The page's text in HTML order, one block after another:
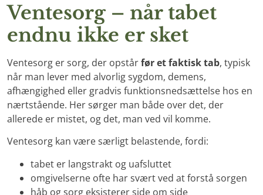
Ventesorg – når tabet
endnu ikke er sket
Ventesorg er sorg, der opstårfør et faktisk tab, typisk
når man lever med alvorlig sygdom, demens,
afhængighed eller gradvis funktionsnedsættelse hos en
nærtstående. Her sørger man både over det, der
allerede er mistet, og det, man ved vil komme.
Ventesorg kan være særligt belastende, fordi:
tabet er langstrakt og uafsluttet
omgivelserne ofte har svært ved at forstå sorgen
håb og sorg eksisterer side om side